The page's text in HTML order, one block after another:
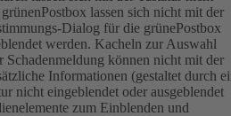
lassen sich nicht mit der
Dialog für die grünePostbox
werden. Kacheln zur Auswahl
Schadenmeldung können nicht mit der
Informationen (gestaltet durch
nicht eingeblendet oder ausgeblendet
zum Einblenden und